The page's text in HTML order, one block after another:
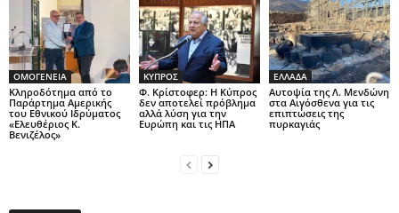
ΟΜΟΓΕΝΕΙΑ
Κληροδότημα από το
Παράρτημα Αμερικής
του Εθνικού Ιδρύματος
«Ελευθέριος Κ.
Βενιζέλος»
ΚΥΠΡΟΣ
Φ. Κρίστοφερ: Η Κύπρος
δεν αποτελεί πρόβλημα
αλλά λύση για την
Ευρώπη και τις ΗΠΑ
ΕΛΛΑΔΑ
Αυτοψία της Λ. Μενδώνη
στα Αιγόσθενα για τις
επιπτώσεις της
πυρκαγιάς